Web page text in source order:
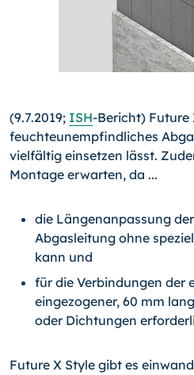
(9.7.2019; ISH-Bericht) Future
feuchteunempfindliches
vielfältig einsetzen lässt.
Montage erwarten, da ...
die Längenanpassung
Abgasleitung ohne
kann und
für die Verbindungen der
eingezogener, 60 mm
oder Dichtungen
Future X Style gibt es